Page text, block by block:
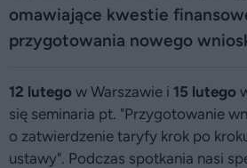
omawiające kwestie
przygotowania nowego
12 lutego w Warszawie i 15 lutego
się seminaria pt. "Przygotowanie
o zatwierdzenie taryfy krok po
ustawy". Podczas spotkania nasi